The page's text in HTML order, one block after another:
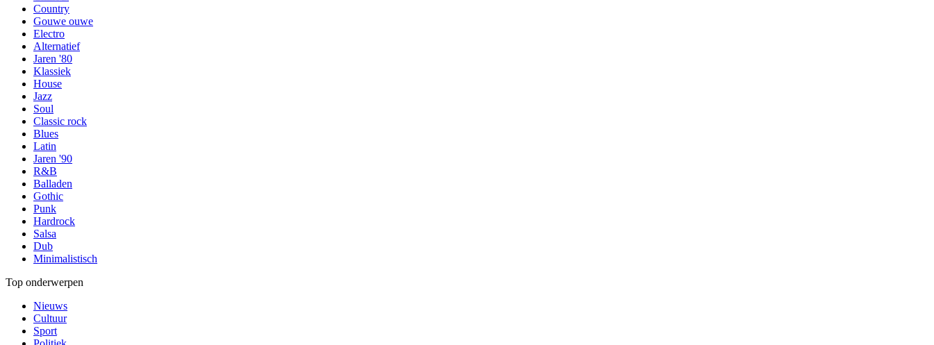
Country
Gouwe ouwe
Electro
Alternatief
Jaren '80
Klassiek
House
Jazz
Soul
Classic rock
Blues
Latin
Jaren '90
R&B
Balladen
Gothic
Punk
Hardrock
Salsa
Dub
Minimalistisch
Top onderwerpen
Nieuws
Cultuur
Sport